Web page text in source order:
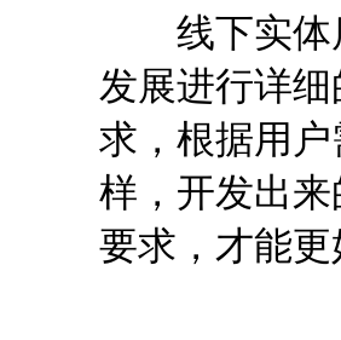
线下实体
发展进行详
求，根据用
样，开发出
要求，才能